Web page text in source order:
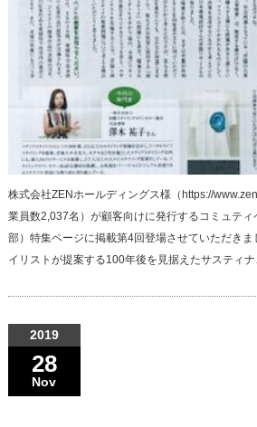
株式会社ZENホールディングス様（https://
業員数2,037名）が顧客向けに発行するコミュテ
部）特集ページに掲載第4回登場させていただき
イリストが提案する100年後を見据えたサスティ
2019
28
Nov